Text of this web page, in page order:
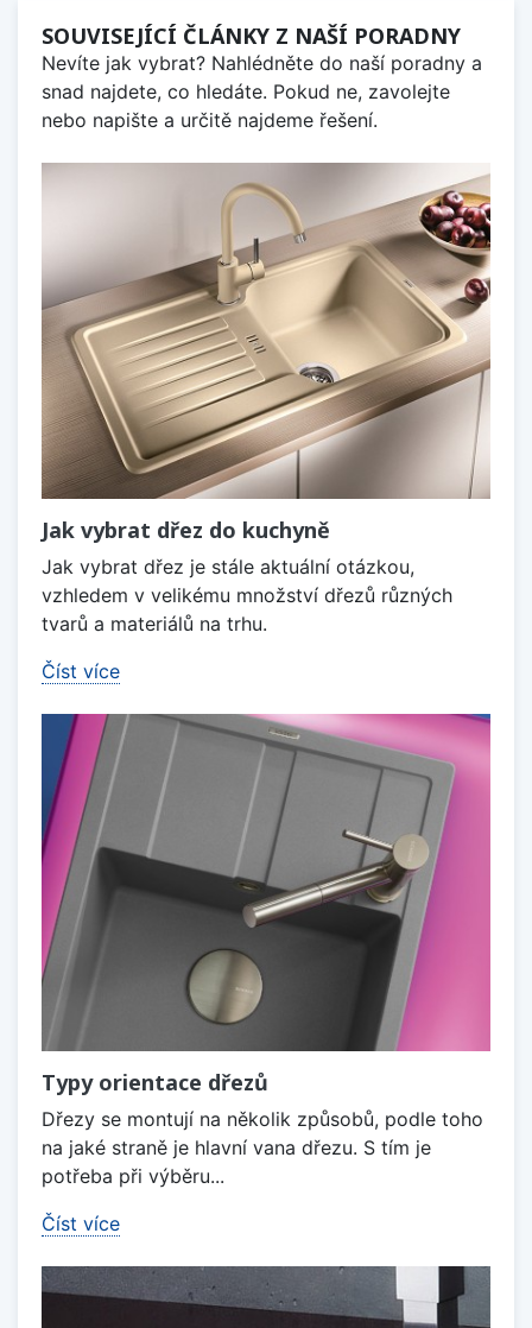
SOUVISEJÍCÍ ČLÁNKY Z NAŠÍ PORADNY
Nevíte jak vybrat? Nahlédněte do naší poradny a
snad najdete, co hledáte. Pokud ne, zavolejte
nebo napište a určitě najdeme řešení.
Jak vybrat dřez do kuchyně
Jak vybrat dřez je stále aktuální otázkou,
vzhledem v velikému množství dřezů různých
tvarů a materiálů na trhu.
Číst více
Typy orientace dřezů
Dřezy se montují na několik způsobů, podle toho
na jaké straně je hlavní vana dřezu. S tím je
potřeba při výběru...
Číst více